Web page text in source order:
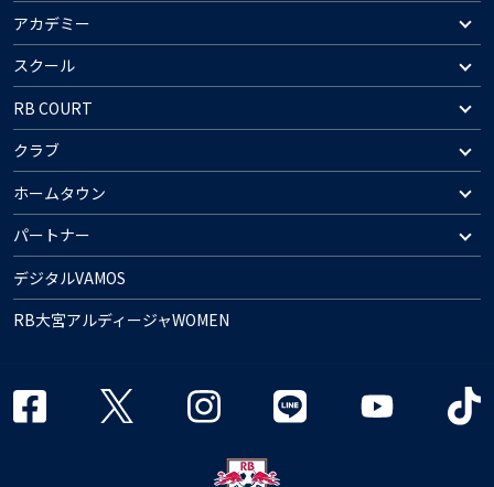
アカデミー
スクール
RB COURT
クラブ
ホームタウン
パートナー
デジタルVAMOS
RB大宮アルディージャWOMEN